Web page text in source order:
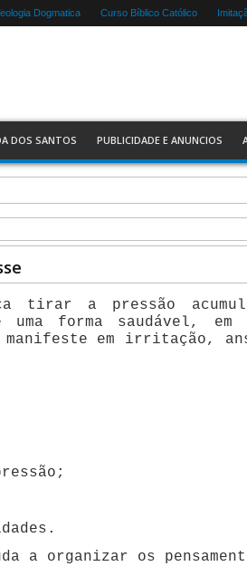
Dogmatica Curso Bíblico Católico
DOS SANTOS PUBLICIDADE E ANUNCIOS
tirar a pressão
forma saudável, em
em irritação,
a organizar os